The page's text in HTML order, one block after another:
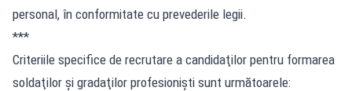
personal, în conformitate cu prevederile legii.
***
Criteriile specifice de recrutare a candidaţilor pentru formarea
soldaţilor şi gradaţilor profesionişti sunt următoarele: